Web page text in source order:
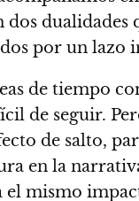
dos dualidades
por un
de tiempo
de seguir.
de salto,
en la
mismo